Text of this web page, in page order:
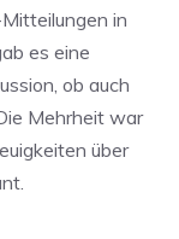
in
es eine
ob auch
Mehrheit war
über